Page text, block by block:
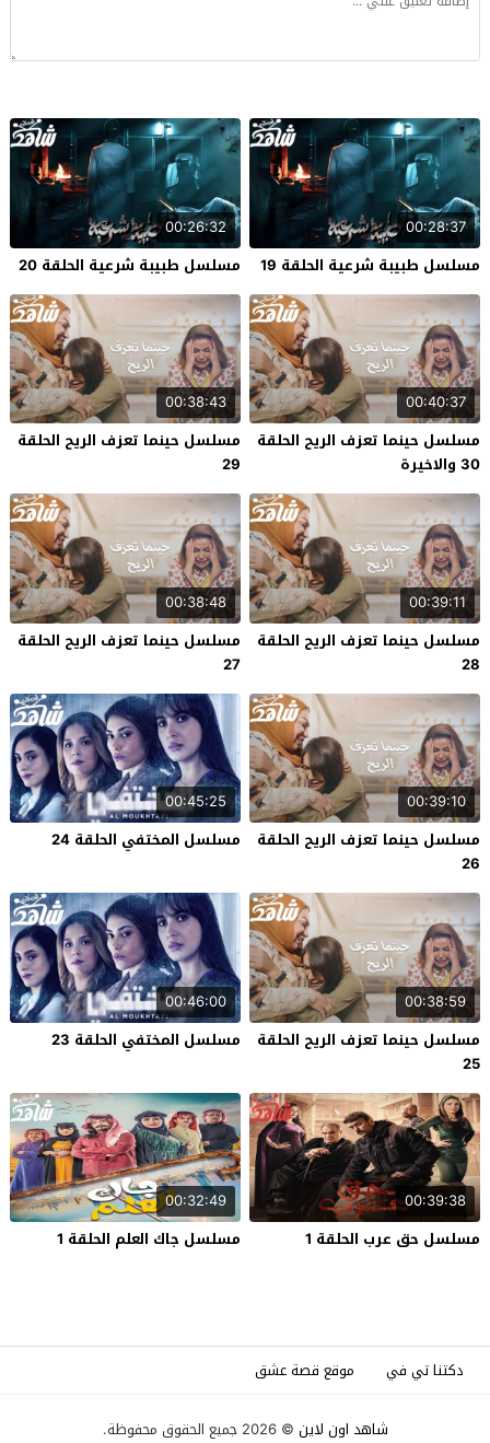
00:28:37
مسلسل طبيبة شرعية الحلقة 19
00:26:32
مسلسل طبيبة شرعية الحلقة 20
00:40:37
مسلسل حينما تعزف الريح الحلقة
30 والاخيرة
00:38:43
مسلسل حينما تعزف الريح الحلقة
29
00:39:11
مسلسل حينما تعزف الريح الحلقة
28
00:38:48
مسلسل حينما تعزف الريح الحلقة
27
00:39:10
مسلسل حينما تعزف الريح الحلقة
26
00:45:25
مسلسل المختفي الحلقة 24
00:38:59
مسلسل حينما تعزف الريح الحلقة
25
00:46:00
مسلسل المختفي الحلقة 23
00:39:38
مسلسل حق عرب الحلقة 1
00:32:49
مسلسل جاك العلم الحلقة 1
دكتنا تي في موقع قصة عشق
شاهد اون لاين © 2026 جميع الحقوق محفوظة.